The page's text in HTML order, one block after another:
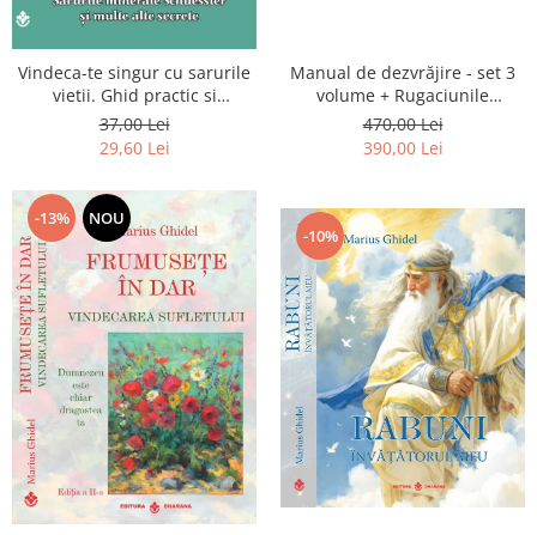
Vindeca-te singur cu sarurile
vietii. Ghid practic si
informativ. Sarurile minerale
Schuessler si multe alte
secrete
37,00 Lei
29,60 Lei
Manual de dezvrăjire - set 3
volume + Rugaciunile
Luceafarului de Dimineata -
Gratuit)
470,00 Lei
390,00 Lei
-13% NOU
-10%